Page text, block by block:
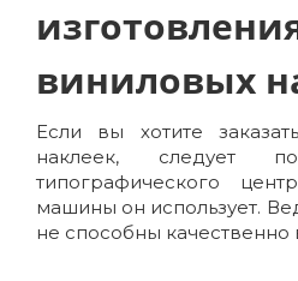
виниловых
Если вы хотите
наклеек, следует
типографического
машины он использует.
не способны качественно